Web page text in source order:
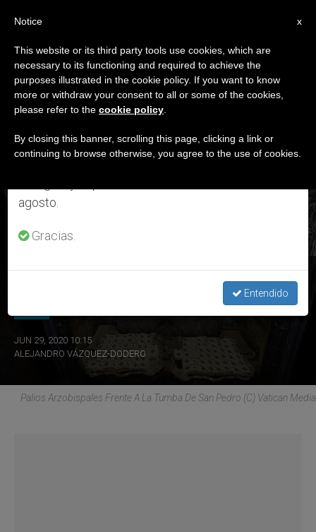
ETIQUETA
Posts Tagged ‘tumba
De Pedro’
ÚLTIMAS NOTICIAS
Santos Pedro y Pablo: ¿Por qué se bendicen hoy los palios
JUN 29, 2020 10:15
ALEJANDRO VÁZQUEZ-DODERO
Palios Arzobispales Frente A La Tumba De San Pedro (C) Vatican Media
×
Aviso importante
Del 27 de julio al 7 de agosto haremos la pausa
anual, aprovechando que en el periodo de verano
se generan menos informaciones y también el
agosto.
Gracias.
Entendido
x
Notice
This website or its third party tools use cookies, which are
necessary to its functioning and required to achieve the
purposes illustrated in the cookie policy. If you want to know
more or withdraw your consent to all or some of the cookies,
please refer to the cookie policy
By closing this banner, scrolling this page, clicking a link or
continuing to browse otherwise, you agree to the use of cookies.